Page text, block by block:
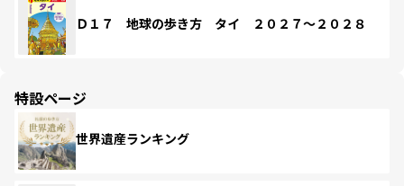
Ｄ１７ 地球の歩き方 タイ ２０２７～２０２８
特設ページ
世界遺産ランキング